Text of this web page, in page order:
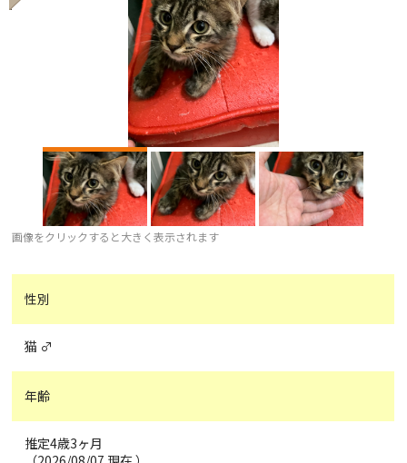
画像をクリックすると大きく表示されます
性別
猫 ♂
年齢
推定4歳3ヶ月